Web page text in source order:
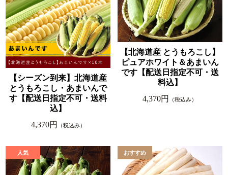
【シーズン到来】北海道産
とうもろこし・あまいんで
す【配送日指定不可・送料
込】
4,370円
（税込み）
【北海道産 とうもろこし】
ピュアホワイト＆あまいん
です【配送日指定不可・送
料込】
4,370円
（税込み）